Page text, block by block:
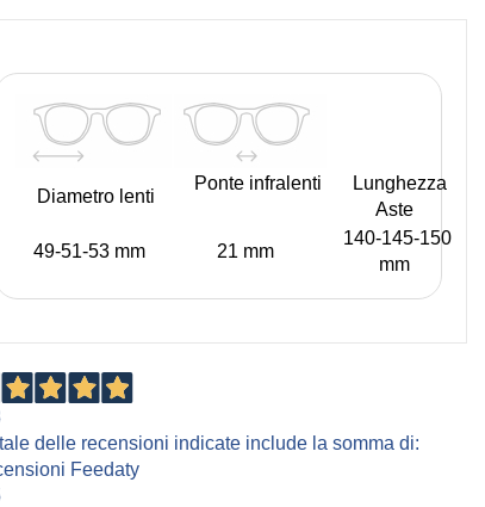
Diametro lenti
Ponte infralenti
Lunghezza
Aste
49-51-53 mm 21 mm
140-145-150
mm
delle recensioni indicate include la somma di:
Feedaty